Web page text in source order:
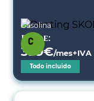
Gasolina
Desde:
399€/mes+IVA
Todo incluido